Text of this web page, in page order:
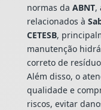
normas da ABNT,
relacionados à
CETESB,
manutenção
correto de
Além disso, o
qualidade e
riscos, evitar